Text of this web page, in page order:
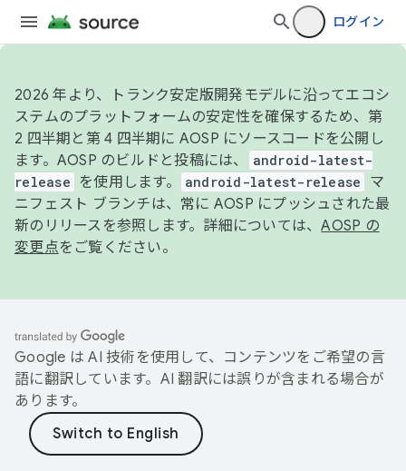
ログイン
2026 年より、トランク安定版開発モデルに沿ってエコシ
ステムのプラットフォームの安定性を確保するため、第
2 四半期と第 4 四半期に AOSP にソースコードを公開し
ます。AOSP のビルドと投稿には、
android-latest-
release
を使用します。 android-latest-release
マ
ニフェスト ブランチは、常に AOSP にプッシュされた最
新のリリースを参照します。詳細については、AOSP の
変更点をご覧ください。
Google は AI 技術を使用して、コンテンツをご希望の言
語に翻訳しています。AI 翻訳には誤りが含まれる場合が
あります。